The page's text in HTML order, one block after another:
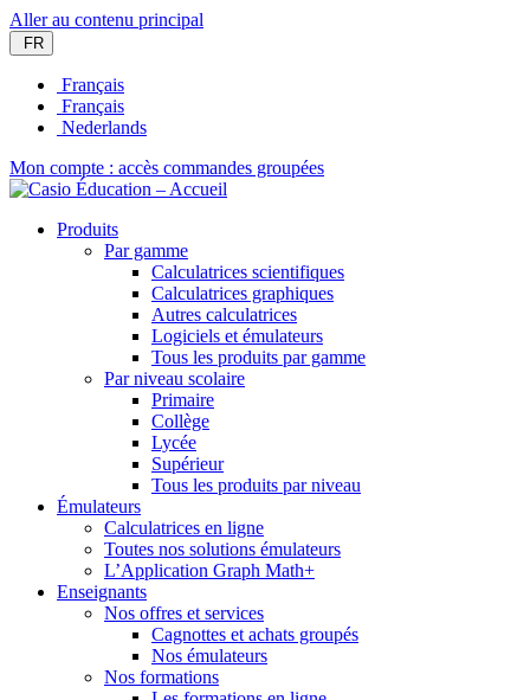
Aller au contenu principal
FR
Français
Français
Nederlands
Mon compte : accès commandes groupées
Produits
Par gamme
Calculatrices scientifiques
Calculatrices graphiques
Autres calculatrices
Logiciels et émulateurs
Tous les produits par gamme
Par niveau scolaire
Primaire
Collège
Lycée
Supérieur
Tous les produits par niveau
Émulateurs
Calculatrices en ligne
Toutes nos solutions émulateurs
L’Application Graph Math+
Enseignants
Nos offres et services
Cagnottes et achats groupés
Nos émulateurs
Nos formations